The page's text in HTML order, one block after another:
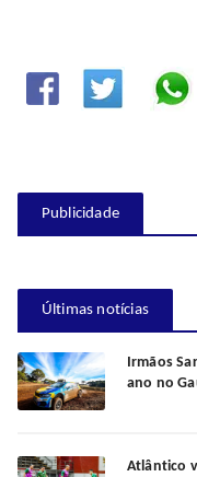
Publicidade
Últimas notícias
Irmãos
ano no
Atlântico